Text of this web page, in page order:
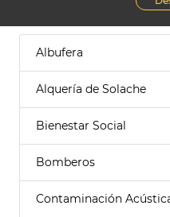
Albufera
Alquería de Solache
Bienestar Social
Bomberos
Contaminación